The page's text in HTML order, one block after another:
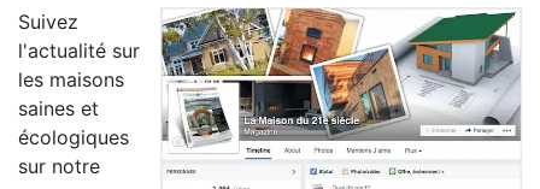
Suivez
l'actualité sur
les maisons
saines et
écologiques
sur notre